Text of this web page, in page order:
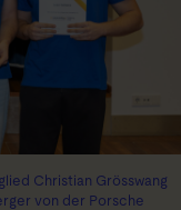
Christian Grösswang
von der Porsche